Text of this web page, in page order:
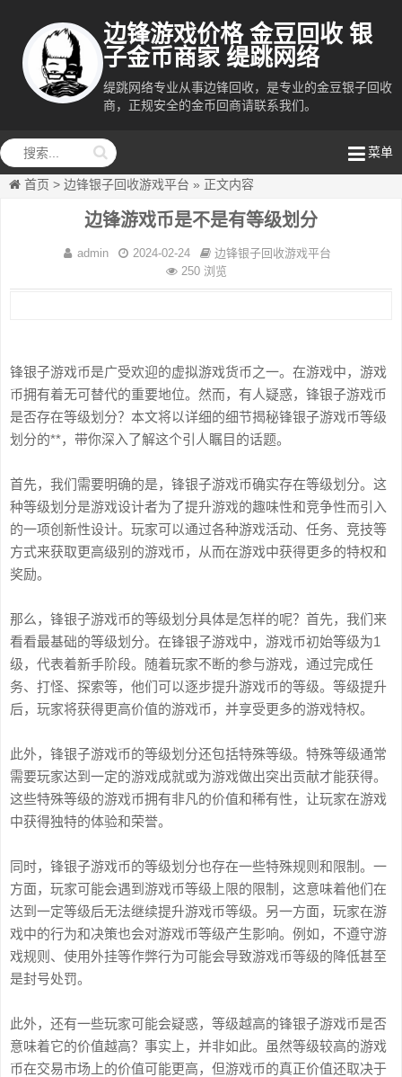
边锋游戏价格 金豆回收 银
子金币商家 缇跳网络
缇跳网络专业从事边锋回收，是专业的金豆银子回收
商，正规安全的金币回商请联系我们。
菜单
首页 > 边锋银子回收游戏平台 » 正文内容
边锋游戏币是不是有等级划分
admin 2024-02-24
边锋银子回收游戏平台
250 浏览
锋银子游戏币是广受欢迎的虚拟游戏货币之一。在游戏中，游戏
币拥有着无可替代的重要地位。然而，有人疑惑，锋银子游戏币
是否存在等级划分？本文将以详细的细节揭秘锋银子游戏币等级
划分的**，带你深入了解这个引人瞩目的话题。
首先，我们需要明确的是，锋银子游戏币确实存在等级划分。这
种等级划分是游戏设计者为了提升游戏的趣味性和竞争性而引入
的一项创新性设计。玩家可以通过各种游戏活动、任务、竞技等
方式来获取更高级别的游戏币，从而在游戏中获得更多的特权和
奖励。
那么，锋银子游戏币的等级划分具体是怎样的呢？首先，我们来
看看最基础的等级划分。在锋银子游戏中，游戏币初始等级为1
级，代表着新手阶段。随着玩家不断的参与游戏，通过完成任
务、打怪、探索等，他们可以逐步提升游戏币的等级。等级提升
后，玩家将获得更高价值的游戏币，并享受更多的游戏特权。
此外，锋银子游戏币的等级划分还包括特殊等级。特殊等级通常
需要玩家达到一定的游戏成就或为游戏做出突出贡献才能获得。
这些特殊等级的游戏币拥有非凡的价值和稀有性，让玩家在游戏
中获得独特的体验和荣誉。
同时，锋银子游戏币的等级划分也存在一些特殊规则和限制。一
方面，玩家可能会遇到游戏币等级上限的限制，这意味着他们在
达到一定等级后无法继续提升游戏币等级。另一方面，玩家在游
戏中的行为和决策也会对游戏币等级产生影响。例如，不遵守游
戏规则、使用外挂等作弊行为可能会导致游戏币等级的降低甚至
是封号处罚。
此外，还有一些玩家可能会疑惑，等级越高的锋银子游戏币是否
意味着它的价值越高？事实上，并非如此。虽然等级较高的游戏
币在交易市场上的价值可能更高，但游戏币的真正价值还取决于